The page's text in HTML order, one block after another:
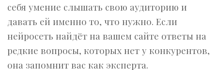
себя умение слышать свою аудиторию и
давать ей именно то, что нужно. Если
нейросеть найдёт на вашем сайте ответы на
редкие вопросы, которых нет у конкурентов,
она запомнит вас как эксперта.